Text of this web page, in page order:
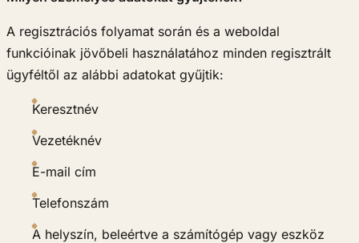
A regisztrációs folyamat során és a weboldal
funkcióinak jövőbeli használatához minden regisztrált
ügyféltől az alábbi adatokat gyűjtik:
Keresztnév
Vezetéknév
E-mail cím
Telefonszám
A helyszín, beleértve a számítógép vagy eszköz